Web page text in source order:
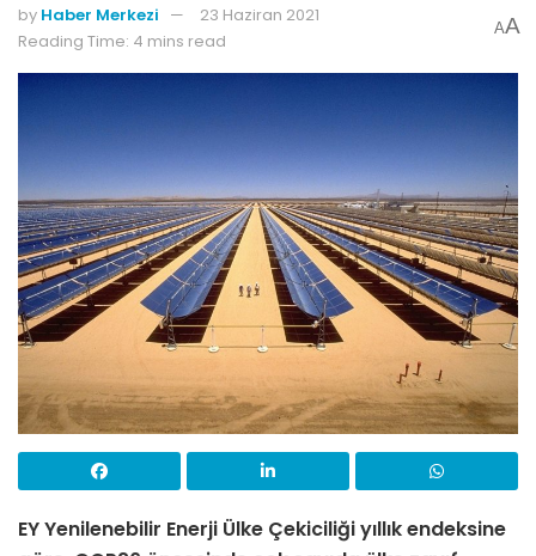
by Haber Merkezi
23 Haziran 2021
Reading Time: 4 mins read
AA
EY Yenilenebilir Enerji Ülke Çekiciliği yıllık endeksine